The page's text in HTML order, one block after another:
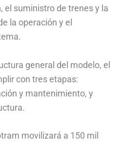
el suministro de trenes y la
la operación y el
general del modelo, el
con tres etapas:
y mantenimiento, y
movilizará a 150 mil